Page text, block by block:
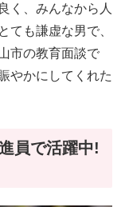
く、みんなから人
ても謙虚な男で、
市の教育面談で
やかにしてくれた
員で活躍中!